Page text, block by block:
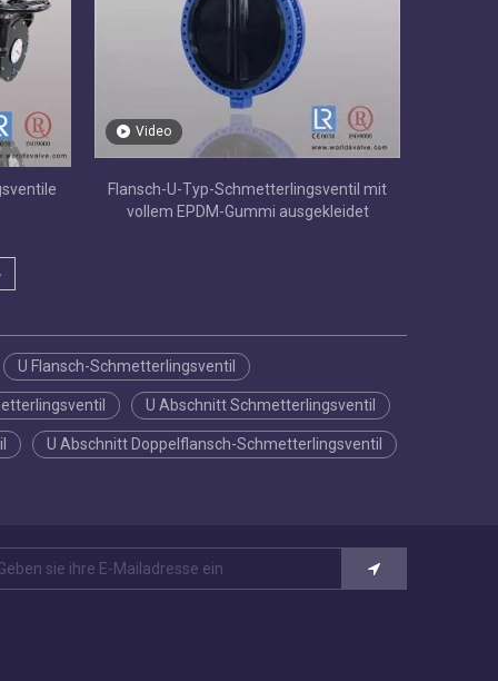
Video
Flansch-U-Typ-Schmetterlingsventil mit
vollem EPDM-Gummi ausgekleidet
U Flansch-Schmetterlingsventil
U Abschnitt Schmetterlingsventil
U Abschnitt Doppelflansch-Schmetterlingsventil